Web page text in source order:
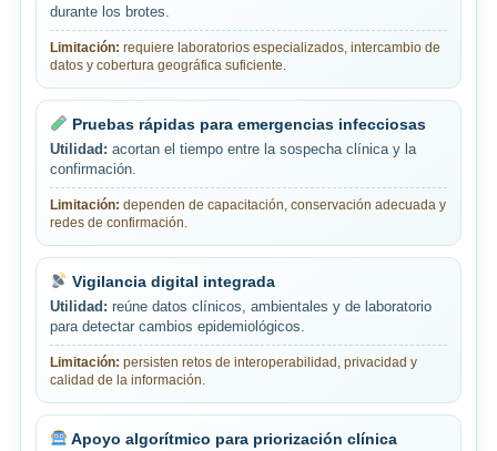
durante los brotes.
Limitación: requiere laboratorios especializados, intercambio de
datos y cobertura geográfica suficiente.
Pruebas rápidas para emergencias infecciosas
Utilidad: acortan el tiempo entre la sospecha clínica y la
confirmación.
Limitación: dependen de capacitación, conservación adecuada y
redes de confirmación.
Vigilancia digital integrada
Utilidad: reúne datos clínicos, ambientales y de laboratorio
para detectar cambios epidemiológicos.
Limitación: persisten retos de interoperabilidad, privacidad y
calidad de la información.
Apoyo algorítmico para priorización clínica